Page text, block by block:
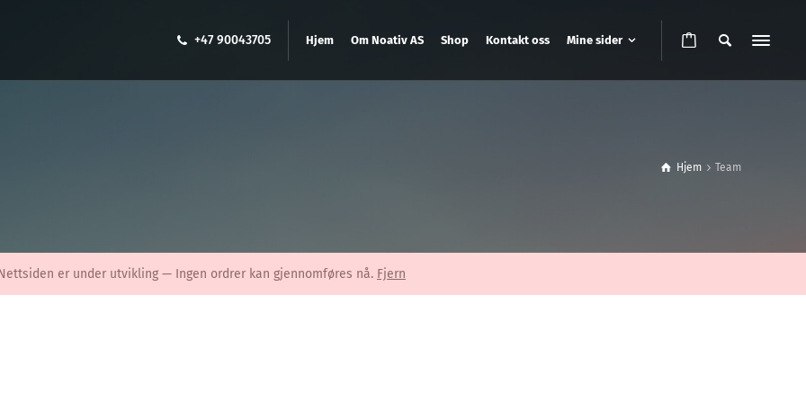
+47 90043705 Hjem Om Noativ AS Shop Kontakt oss Mine sider
Hjem Team
er under utvikling — Ingen ordrer kan gjennomføres nå. Fjern